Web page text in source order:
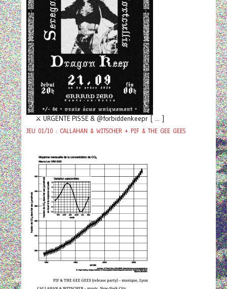
⚔️ URGENTE PISSE & @forbiddenkeepr [ ... ]
JEU 01/10 : CALLAHAN & WITSCHER + PIF & THE GEE GEES